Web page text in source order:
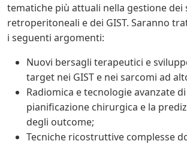
tematiche più attuali nella gestione dei
retroperitoneali e dei GIST. Saranno
i seguenti argomenti:
Nuovi bersagli terapeutici e
target nei GIST e nei sarcomi ad
Radiomica e tecnologie avanzate
pianificazione chirurgica e la
degli outcome;
Tecniche ricostruttive complesse